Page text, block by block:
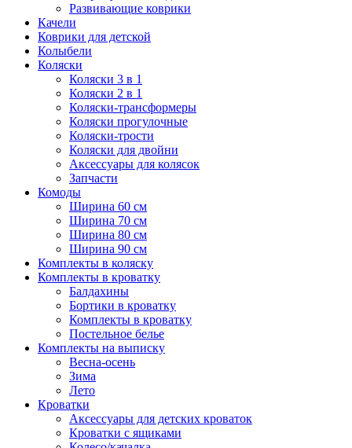
Развивающие коврики
Качели
Коврики для детской
Колыбели
Коляски
Коляски 3 в 1
Коляски 2 в 1
Коляски-трансформеры
Коляски прогулочные
Коляски-трости
Коляски для двойни
Аксессуары для колясок
Запчасти
Комоды
Ширина 60 см
Ширина 70 см
Ширина 80 см
Ширина 90 см
Комплекты в коляску
Комплекты в кроватку
Балдахины
Бортики в кроватку
Комплекты в кроватку
Постельное белье
Комплекты на выписку
Весна-осень
Зима
Лето
Кроватки
Аксессуары для детских кроваток
Кроватки с ящиками